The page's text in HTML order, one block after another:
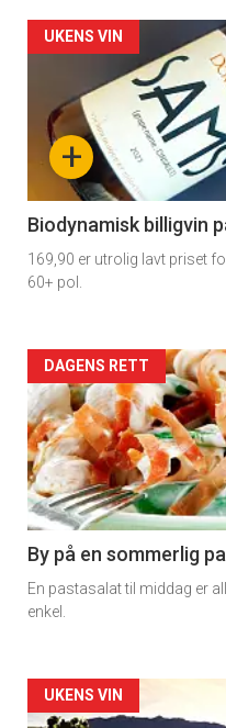
Forsiden
akkurat
nå
4
+
UKENS VIN
Biodynamisk billigvin
169,90 er utrolig lavt priset
60+ pol.
Forsiden
akkurat
nå
-
5
DAGENS RETT
By på en sommerlig
En pastasalat til middag er
enkel.
Forsiden
UKENS VIN